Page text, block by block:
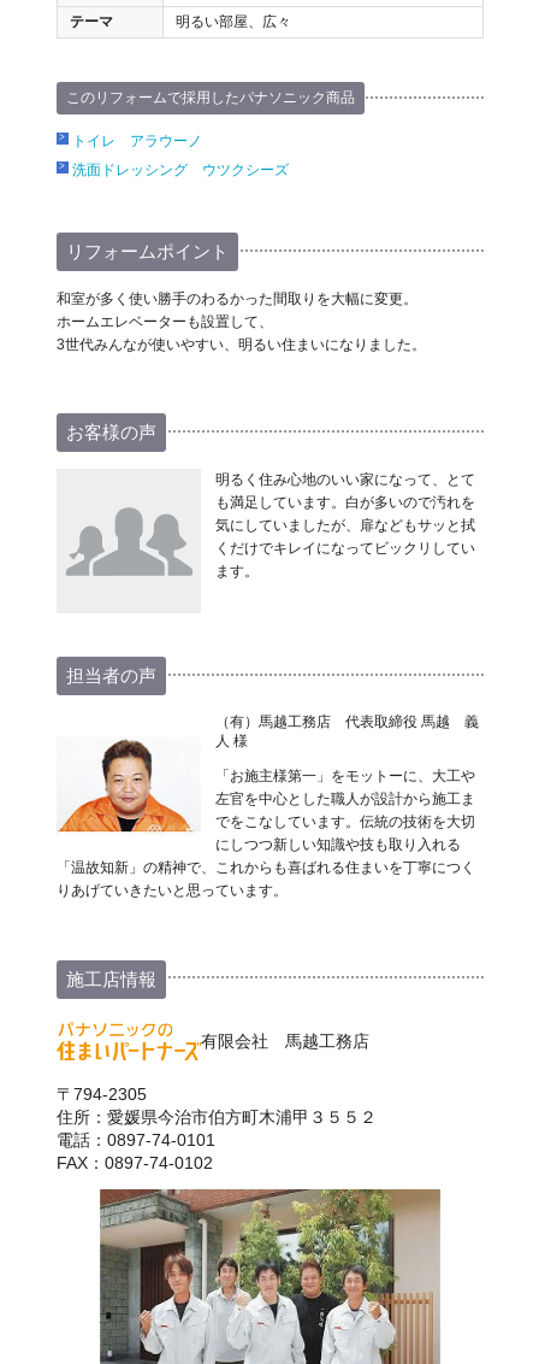
テーマ
明るい部屋、広々
このリフォームで採用したパナソニック商品
トイレ アラウーノ
洗面ドレッシング ウツクシーズ
リフォームポイント
和室が多く使い勝手のわるかった間取りを大幅に変更。
ホームエレベーターも設置して、
3世代みんなが使いやすい、明るい住まいになりました。
お客様の声
明るく住み心地のいい家になって、とて
も満足しています。白が多いので汚れを
気にしていましたが、扉などもサッと拭
くだけでキレイになってビックリしてい
ます。
担当者の声
（有）馬越工務店 代表取締役 馬越 義
人 様
「お施主様第一」をモットーに、大工や
左官を中心とした職人が設計から施工ま
でをこなしています。伝統の技術を大切
にしつつ新しい知識や技も取り入れる
「温故知新」の精神で、これからも喜ばれる住まいを丁寧につく
りあげていきたいと思っています。
施工店情報
有限会社 馬越工務店
〒794-2305
住所：愛媛県今治市伯方町木浦甲３５５２
電話：0897-74-0101
FAX：0897-74-0102